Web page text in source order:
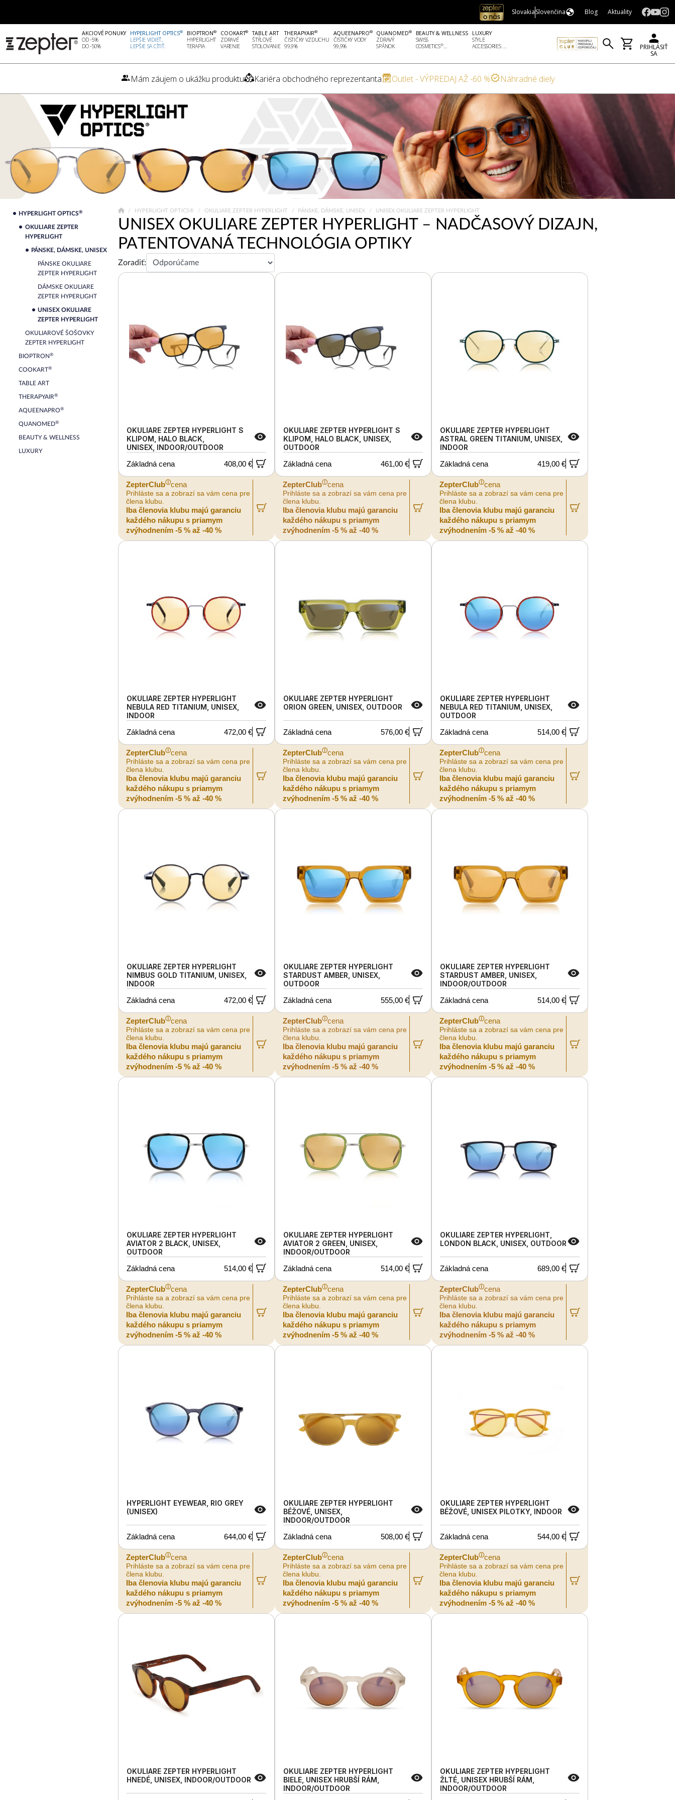
SlovakiaSlovenčina Blog Aktuality
AKCIOVÉ PONUKY
OD -5%
DO -50%
HYPERLIGHT OPTICS®
LEPŠIE VIDIEŤ,
LEPŠIE SA CÍTIŤ.
BIOPTRON®
HYPERLIGHT
TERAPIA
COOKART®
ZDRAVÉ
VARENIE
TABLE ART
ŠTÝLOVÉ
STOLOVANIE
THERAPYAIR®
ČISTIČKY VZDUCHU
99,9%
AQUEENAPRO®
ČISTIČKY VODY
99,9%
QUANOMED®
ZDRAVÝ
SPÁNOK
BEAUTY & WELLNESS
SWISS
COSMETICS®...
LUXURY
STYLE
ACCESSORIES ...
PRIHLÁSIŤ
SA
Mám záujem o ukážku produktu Kariéra obchodného reprezentanta Outlet - VÝPREDAJ AŽ -60 % Náhradné diely
HYPERLIGHT OPTICS®
OKULIARE ZEPTER
HYPERLIGHT
PÁNSKE, DÁMSKE, UNISEX
PÁNSKE OKULIARE
ZEPTER HYPERLIGHT
DÁMSKE OKULIARE
ZEPTER HYPERLIGHT
UNISEX OKULIARE
ZEPTER HYPERLIGHT
OKULIAROVÉ ŠOŠOVKY
ZEPTER HYPERLIGHT
BIOPTRON®
COOKART®
TABLE ART
THERAPYAIR®
AQUEENAPRO®
QUANOMED®
BEAUTY & WELLNESS
LUXURY
HYPERLIGHT OPTICS® OKULIARE ZEPTER HYPERLIGHT PÁNSKE, DÁMSKE, UNISEX UNISEX OKULIARE ZEPTER HYPERLIGHT
UNISEX OKULIARE ZEPTER HYPERLIGHT – NADČASOVÝ DIZAJN,
PATENTOVANÁ TECHNOLÓGIA OPTIKY
Zoradiť:
OKULIARE ZEPTER HYPERLIGHT S
KLIPOM, HALO BLACK,
UNISEX, INDOOR/OUTDOOR
Základná cena
408,00 €
ZepterClubⓘcena
Prihláste sa a zobrazí sa vám cena pre
člena klubu.
Iba členovia klubu majú garanciu
každého nákupu s priamym
zvýhodnením -5 % až -40 %
OKULIARE ZEPTER HYPERLIGHT S
KLIPOM, HALO BLACK, UNISEX,
OUTDOOR
Základná cena
461,00 €
ZepterClubⓘcena
Prihláste sa a zobrazí sa vám cena pre
člena klubu.
Iba členovia klubu majú garanciu
každého nákupu s priamym
zvýhodnením -5 % až -40 %
OKULIARE ZEPTER HYPERLIGHT
ASTRAL GREEN TITANIUM, UNISEX,
INDOOR
Základná cena
419,00 €
ZepterClubⓘcena
Prihláste sa a zobrazí sa vám cena pre
člena klubu.
Iba členovia klubu majú garanciu
každého nákupu s priamym
zvýhodnením -5 % až -40 %
OKULIARE ZEPTER HYPERLIGHT
NEBULA RED TITANIUM, UNISEX,
INDOOR
Základná cena
472,00 €
ZepterClubⓘcena
Prihláste sa a zobrazí sa vám cena pre
člena klubu.
Iba členovia klubu majú garanciu
každého nákupu s priamym
zvýhodnením -5 % až -40 %
OKULIARE ZEPTER HYPERLIGHT
ORION GREEN, UNISEX, OUTDOOR
Základná cena 576,00 €
ZepterClubⓘcena
Prihláste sa a zobrazí sa vám cena pre
člena klubu.
Iba členovia klubu majú garanciu
každého nákupu s priamym
zvýhodnením -5 % až -40 %
OKULIARE ZEPTER HYPERLIGHT
NEBULA RED TITANIUM, UNISEX,
OUTDOOR
Základná cena
514,00 €
ZepterClubⓘcena
Prihláste sa a zobrazí sa vám cena pre
člena klubu.
Iba členovia klubu majú garanciu
každého nákupu s priamym
zvýhodnením -5 % až -40 %
OKULIARE ZEPTER HYPERLIGHT
NIMBUS GOLD TITANIUM, UNISEX,
INDOOR
Základná cena
472,00 €
ZepterClubⓘcena
Prihláste sa a zobrazí sa vám cena pre
člena klubu.
Iba členovia klubu majú garanciu
každého nákupu s priamym
zvýhodnením -5 % až -40 %
OKULIARE ZEPTER HYPERLIGHT
STARDUST AMBER, UNISEX,
OUTDOOR
Základná cena
555,00 €
ZepterClubⓘcena
Prihláste sa a zobrazí sa vám cena pre
člena klubu.
Iba členovia klubu majú garanciu
každého nákupu s priamym
zvýhodnením -5 % až -40 %
OKULIARE ZEPTER HYPERLIGHT
STARDUST AMBER, UNISEX,
INDOOR/OUTDOOR
Základná cena
514,00 €
ZepterClubⓘcena
Prihláste sa a zobrazí sa vám cena pre
člena klubu.
Iba členovia klubu majú garanciu
každého nákupu s priamym
zvýhodnením -5 % až -40 %
OKULIARE ZEPTER HYPERLIGHT
AVIATOR 2 BLACK, UNISEX,
OUTDOOR
Základná cena
514,00 €
ZepterClubⓘcena
Prihláste sa a zobrazí sa vám cena pre
člena klubu.
Iba členovia klubu majú garanciu
každého nákupu s priamym
zvýhodnením -5 % až -40 %
OKULIARE ZEPTER HYPERLIGHT
AVIATOR 2 GREEN, UNISEX,
INDOOR/OUTDOOR
Základná cena
514,00 €
ZepterClubⓘcena
Prihláste sa a zobrazí sa vám cena pre
člena klubu.
Iba členovia klubu majú garanciu
každého nákupu s priamym
zvýhodnením -5 % až -40 %
OKULIARE ZEPTER HYPERLIGHT,
LONDON BLACK, UNISEX, OUTDOOR
Základná cena 689,00 €
ZepterClubⓘcena
Prihláste sa a zobrazí sa vám cena pre
člena klubu.
Iba členovia klubu majú garanciu
každého nákupu s priamym
zvýhodnením -5 % až -40 %
HYPERLIGHT EYEWEAR, RIO GREY
(UNISEX)
Základná cena 644,00 €
ZepterClubⓘcena
Prihláste sa a zobrazí sa vám cena pre
člena klubu.
Iba členovia klubu majú garanciu
každého nákupu s priamym
zvýhodnením -5 % až -40 %
OKULIARE ZEPTER HYPERLIGHT
BÉŽOVÉ, UNISEX,
INDOOR/OUTDOOR
Základná cena
508,00 €
ZepterClubⓘcena
Prihláste sa a zobrazí sa vám cena pre
člena klubu.
Iba členovia klubu majú garanciu
každého nákupu s priamym
zvýhodnením -5 % až -40 %
OKULIARE ZEPTER HYPERLIGHT
BÉŽOVÉ, UNISEX PILOTKY, INDOOR
Základná cena 544,00 €
ZepterClubⓘcena
Prihláste sa a zobrazí sa vám cena pre
člena klubu.
Iba členovia klubu majú garanciu
každého nákupu s priamym
zvýhodnením -5 % až -40 %
OKULIARE ZEPTER HYPERLIGHT
HNEDÉ, UNISEX, INDOOR/OUTDOOR
OKULIARE ZEPTER HYPERLIGHT
BIELE, UNISEX HRUBŠÍ RÁM,
INDOOR/OUTDOOR
OKULIARE ZEPTER HYPERLIGHT
ŽLTÉ, UNISEX HRUBŠÍ RÁM,
INDOOR/OUTDOOR